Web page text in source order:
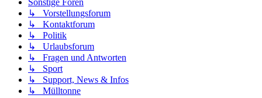
Sonstige Foren
↳ Vorstellungsforum
↳ Kontaktforum
↳ Politik
↳ Urlaubsforum
↳ Fragen und Antworten
↳ Sport
↳ Support, News & Infos
↳ Mülltonne